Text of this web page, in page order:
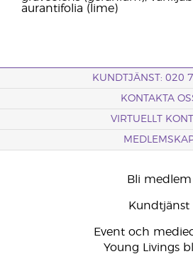
aurantifolia (lime)
KUNDTJÄNST: 020
KONTAKTA
VIRTUELLT
Bli medlem
Kundtjänst
Event och
Young Livings